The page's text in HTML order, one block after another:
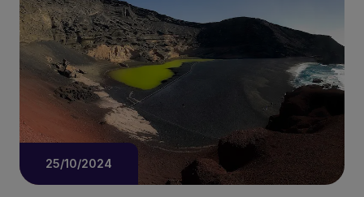
25/10/2024